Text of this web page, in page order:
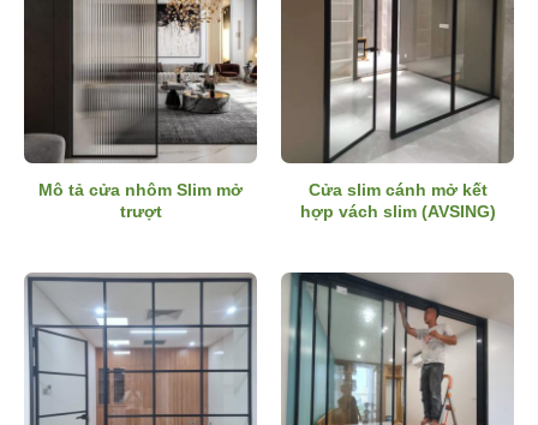
Mô tả cửa nhôm Slim mở
trượt
Cửa slim cánh mở kết
hợp vách slim (AVSING)